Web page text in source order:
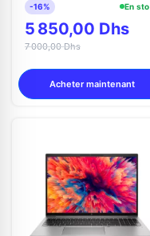
-16% En
5 850,00 Dhs
7 000,00 Dhs
Acheter maintenant